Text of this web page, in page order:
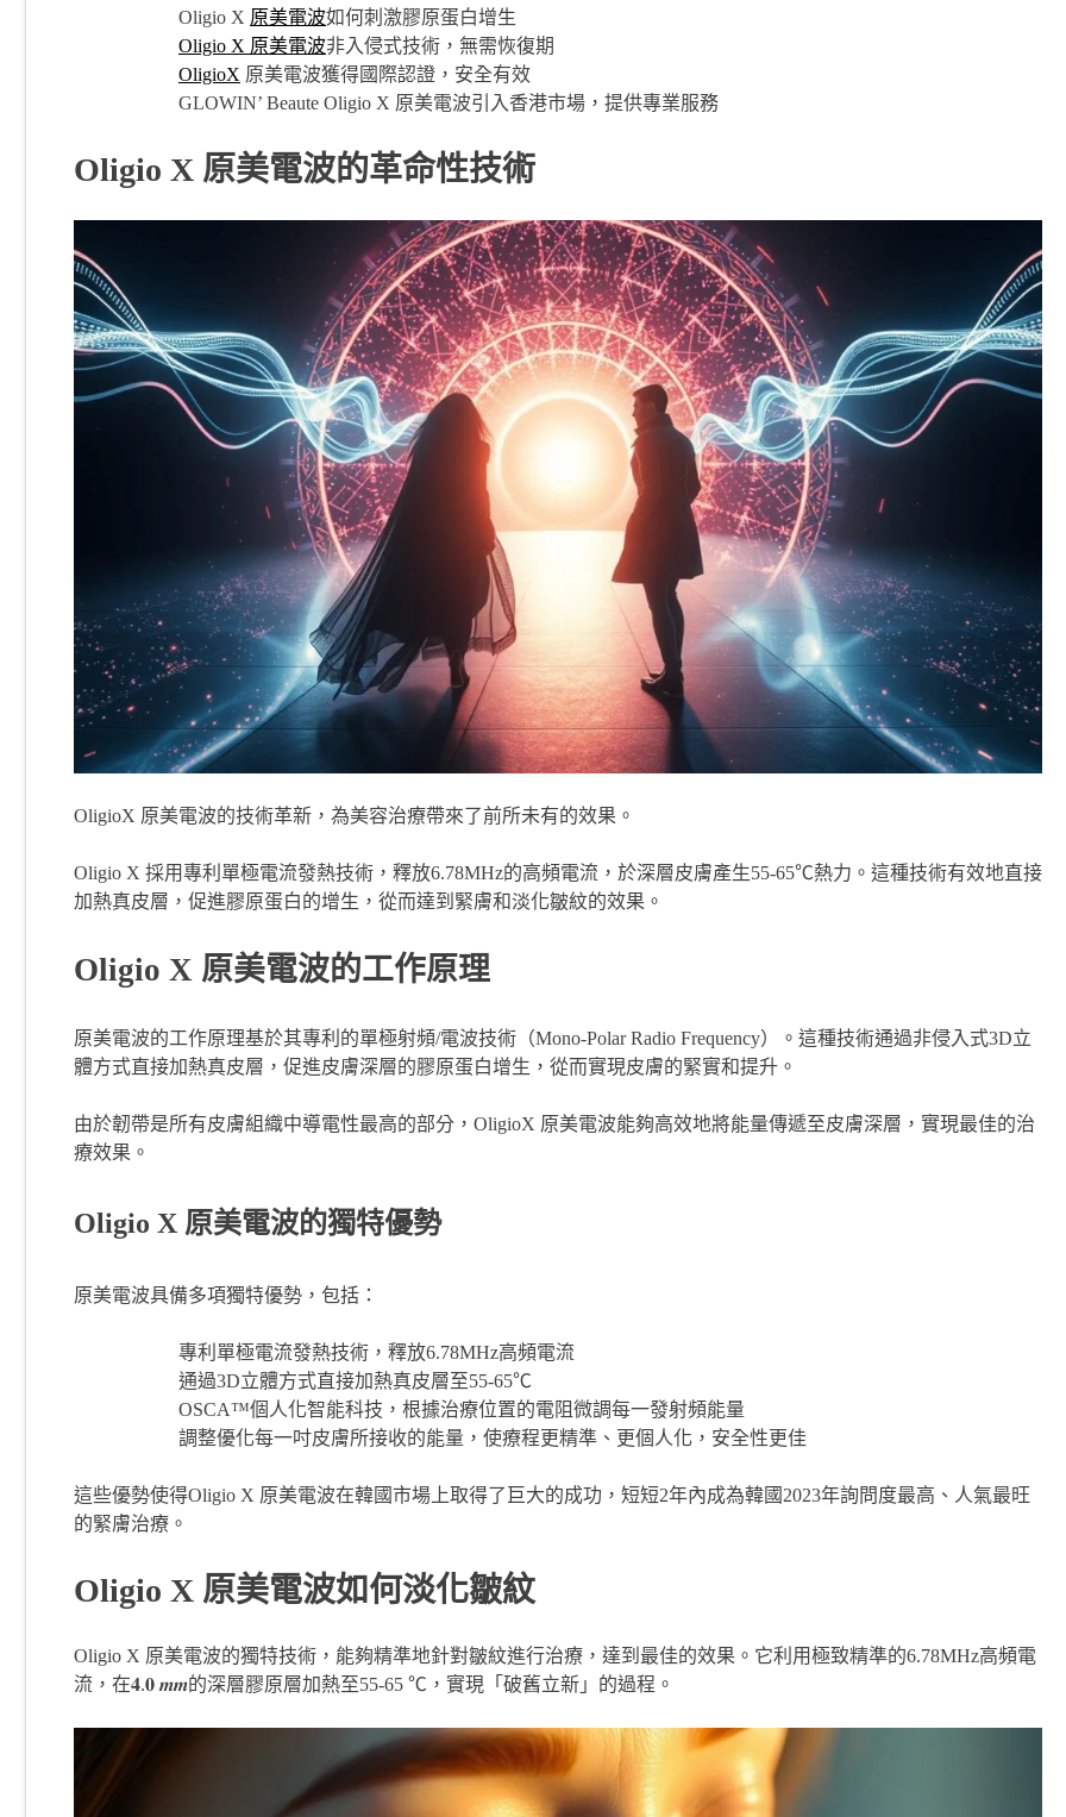
Oligio X 原美電波如何刺激膠原蛋白增生
Oligio X 原美電波非入侵式技術，無需恢復期
OligioX 原美電波獲得國際認證，安全有效
GLOWIN’ Beaute Oligio X 原美電波引入香港市場，提供專業服務
Oligio X 原美電波的革命性技術
OligioX 原美電波的技術革新，為美容治療帶來了前所未有的效果。
Oligio X 採用專利單極電流發熱技術，釋放6.78MHz的高頻電流，於深層皮膚產生55-65℃熱力。這種技術有效地直接
加熱真皮層，促進膠原蛋白的增生，從而達到緊膚和淡化皺紋的效果。
Oligio X 原美電波的工作原理
原美電波的工作原理基於其專利的單極射頻/電波技術（Mono-Polar Radio Frequency）。這種技術通過非侵入式3D立
體方式直接加熱真皮層，促進皮膚深層的膠原蛋白增生，從而實現皮膚的緊實和提升。
由於韌帶是所有皮膚組織中導電性最高的部分，OligioX 原美電波能夠高效地將能量傳遞至皮膚深層，實現最佳的治
療效果。
Oligio X 原美電波的獨特優勢
原美電波具備多項獨特優勢，包括：
專利單極電流發熱技術，釋放6.78MHz高頻電流
通過3D立體方式直接加熱真皮層至55-65℃
OSCA™個人化智能科技，根據治療位置的電阻微調每一發射頻能量
調整優化每一吋皮膚所接收的能量，使療程更精準、更個人化，安全性更佳
這些優勢使得Oligio X 原美電波在韓國市場上取得了巨大的成功，短短2年內成為韓國2023年詢問度最高、人氣最旺
的緊膚治療。
Oligio X 原美電波如何淡化皺紋
Oligio X 原美電波的獨特技術，能夠精準地針對皺紋進行治療，達到最佳的效果。它利用極致精準的6.78MHz高頻電
流，在𝟒.𝟎 𝒎𝒎的深層膠原層加熱至55-65 ℃，實現「破舊立新」的過程。